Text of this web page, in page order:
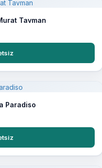
Tavman
Paradiso